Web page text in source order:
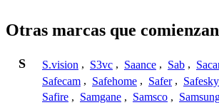
Otras marcas que
S S.vision , S3vc , Saance , Sab ,
Safecam , Safehome , Safer ,
Safire , Samgane , Samsco ,